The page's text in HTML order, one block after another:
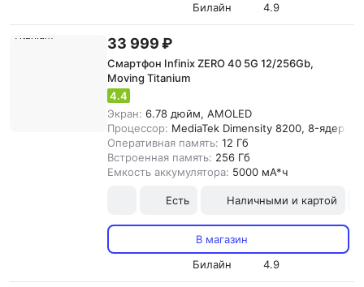
Билайн
4.9
33 999 ₽
Смартфон Infinix ZERO 40 5G 12/256Gb,
Moving Titanium
4.4
Экран: 6.78 дюйм, AMOLED
Процессор: MediaTek Dimensity 8200, 8-
Оперативная память: 12 Гб
Встроенная память: 256 Гб
Емкость аккумулятора: 5000 мА*ч
Есть Наличными и картой
В магазин
Билайн
4.9